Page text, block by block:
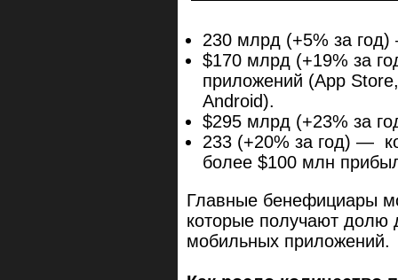
230 млрд (+5% за год)
$170 млрд (+19% за
приложений (App
Android).
$295 млрд (+23% за
233 (+20% за год) —
более $100 млн
Главные бенефициары
которые получают долю
мобильных